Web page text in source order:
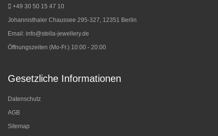
+49 30 50 15 47 10
Johannisthaler Chaussee 295-327, 12351 Berlin
Email: info@stella-jewellery.de
Öffnungszeiten (Mo-Fr.) 10:00 - 20:00
Gesetzliche Informationen
Datenschutz
AGB
Sitemap